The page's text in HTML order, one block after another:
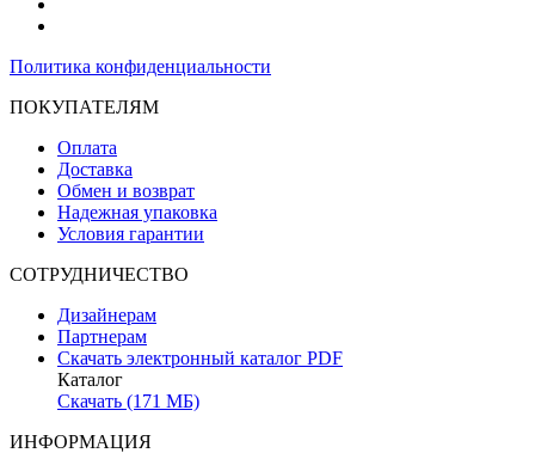
Политика конфиденциальности
ПОКУПАТЕЛЯМ
Оплата
Доставка
Обмен и возврат
Надежная упаковка
Условия гарантии
СОТРУДНИЧЕСТВО
Дизайнерам
Партнерам
Скачать электронный каталог PDF
Каталог
Скачать (171 МБ)
ИНФОРМАЦИЯ